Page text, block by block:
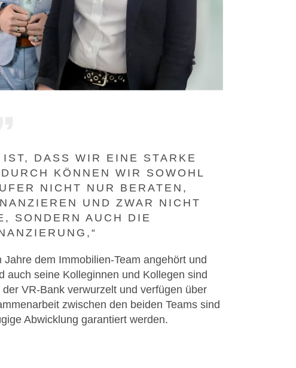
DASS WIR EINE STARKE B
KÖNNEN WIR SOWOHL K
NICHT NUR BERATEN, S
UND ZWAR NICHT N
AUCH DIE Z
dem Immobilien-Team angehört und
auch seine Kolleginnen und Kollegen sind
VR-Bank verwurzelt und verfügen über
zwischen den beiden Teams sind
Abwicklung garantiert werden.